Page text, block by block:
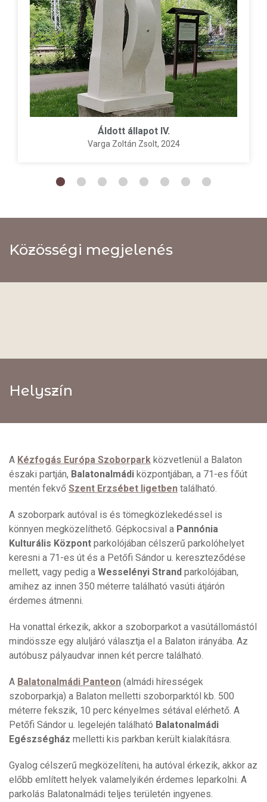
Áldott állapot IV.
Varga Zoltán Zsolt, 2024
Közösségi megjelenés
Helyszín
A Kézfogás Európa Szoborpark közvetlenül a Balaton
északi partján, Balatonalmádi központjában, a 71-es főút
mentén fekvő Szent Erzsébet ligetben található.
A szoborpark autóval is és tömegközlekedéssel is
könnyen megközelíthető. Gépkocsival a Pannónia
Kulturális Központ parkolójában célszerű parkolóhelyet
keresni a 71-es út és a Petőfi Sándor u. kereszteződése
mellett, vagy pedig a Wesselényi Strand parkolójában,
amihez az innen 350 méterre található vasúti átjárón
érdemes átmenni.
Ha vonattal érkezik, akkor a szoborparkot a vasútállomástól
mindössze egy aluljáró választja el a Balaton irányába. Az
autóbusz pályaudvar innen két percre található.
A Balatonalmádi Panteon (almádi hírességek
szoborparkja) a Balaton melletti szoborparktól kb. 500
méterre fekszik, 10 perc kényelmes sétával elérhető. A
Petőfi Sándor u. legelején található Balatonalmádi
Egészségház melletti kis parkban került kialakításra.
Gyalog célszerű megközelíteni, ha autóval érkezik, akkor az
előbb említett helyek valamelyikén érdemes leparkolni. A
parkolás Balatonalmádi teljes területén ingyenes.